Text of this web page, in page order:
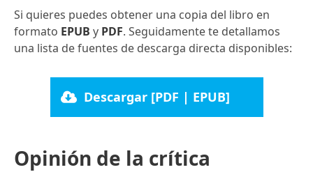
Si quieres puedes obtener una copia del libro en
formato EPUB y PDF. Seguidamente te detallamos
una lista de fuentes de descarga directa disponibles:
Descargar [PDF | EPUB]
Opinión de la crítica